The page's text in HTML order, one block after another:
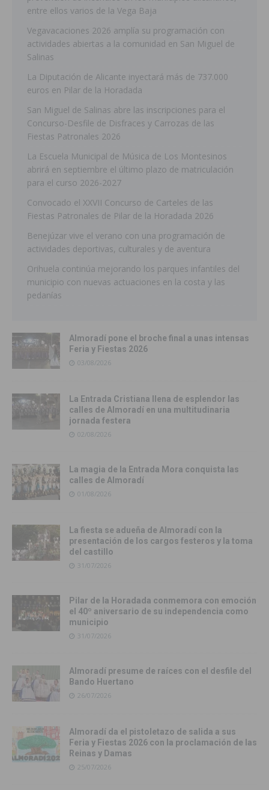
entre ellos varios de la Vega Baja
Vegavacaciones 2026 amplía su programación con
actividades abiertas a la comunidad en San Miguel de
Salinas
La Diputación de Alicante inyectará más de 737.000
euros en Pilar de la Horadada
San Miguel de Salinas abre las inscripciones para el
Concurso-Desfile de Disfraces y Carrozas de las
Fiestas Patronales 2026
La Escuela Municipal de Música de Los Montesinos
abrirá en septiembre el último plazo de matriculación
para el curso 2026-2027
Convocado el XXVII Concurso de Carteles de las
Fiestas Patronales de Pilar de la Horadada 2026
Benejúzar vive el verano con una programación de
actividades deportivas, culturales y de aventura
Orihuela continúa mejorando los parques infantiles del
municipio con nuevas actuaciones en la costa y las
pedanías
Almoradí pone el broche final a unas intensas
Feria y Fiestas 2026
03/08/2026
La Entrada Cristiana llena de esplendor las
calles de Almoradí en una multitudinaria
jornada festera
02/08/2026
La magia de la Entrada Mora conquista las
calles de Almoradí
01/08/2026
La fiesta se adueña de Almoradí con la
presentación de los cargos festeros y la toma
del castillo
31/07/2026
Pilar de la Horadada conmemora con emoción
el 40º aniversario de su independencia como
municipio
31/07/2026
Almoradí presume de raíces con el desfile del
Bando Huertano
26/07/2026
Almoradí da el pistoletazo de salida a sus
Feria y Fiestas 2026 con la proclamación de las
Reinas y Damas
25/07/2026